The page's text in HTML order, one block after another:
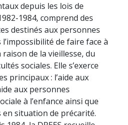
depuis les lois de
1984, comprend des
destinés aux personnes
de faire face à
de la vieillesse, du
sociales. Elle s’exerce
principaux : l’aide aux
aux personnes
à l’enfance ainsi que
en situation de précarité.